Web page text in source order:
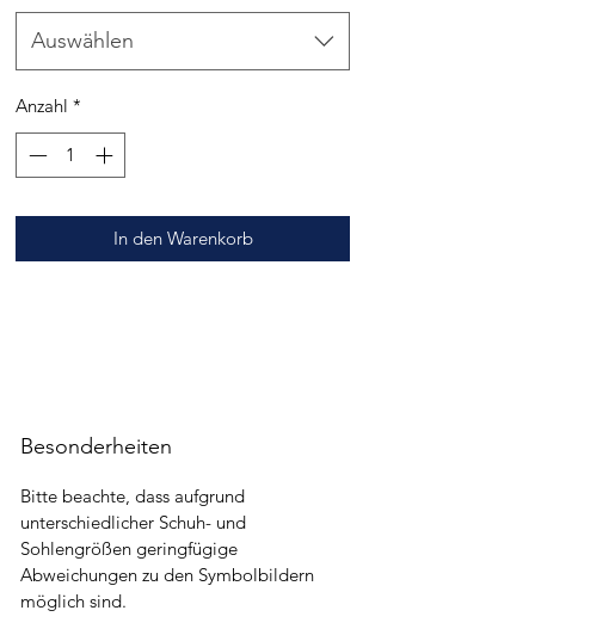
Auswählen
Anzahl *
In den Warenkorb
Besonderheiten
Bitte beachte, dass aufgrund
unterschiedlicher Schuh- und
Sohlengrößen geringfügige
Abweichungen zu den Symbolbildern
möglich sind.